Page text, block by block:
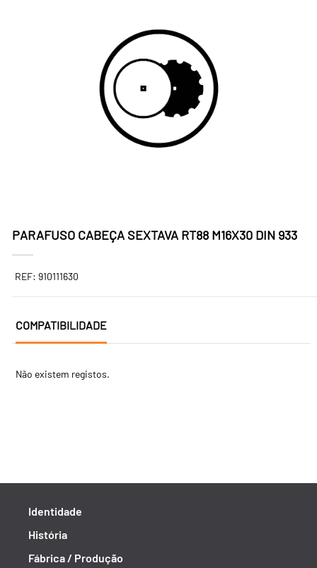
PARAFUSO CABEÇA SEXTAVA RT88 M16X30 DIN 933
REF: 910111630
COMPATIBILIDADE
Não existem registos.
Identidade
História
Fábrica / Produção